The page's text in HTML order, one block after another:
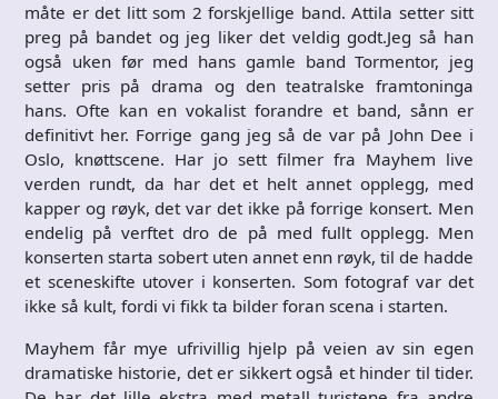
måte er det litt som 2 forskjellige band. Attila setter sitt
preg på bandet og jeg liker det veldig godt.Jeg så han
også uken før med hans gamle band Tormentor, jeg
setter pris på drama og den teatralske framtoninga
hans. Ofte kan en vokalist forandre et band, sånn er
definitivt her. Forrige gang jeg så de var på John Dee i
Oslo, knøttscene. Har jo sett filmer fra Mayhem live
verden rundt, da har det et helt annet opplegg, med
kapper og røyk, det var det ikke på forrige konsert. Men
endelig på verftet dro de på med fullt opplegg. Men
konserten starta sobert uten annet enn røyk, til de hadde
et sceneskifte utover i konserten. Som fotograf var det
ikke så kult, fordi vi fikk ta bilder foran scena i starten.
Mayhem får mye ufrivillig hjelp på veien av sin egen
dramatiske historie, det er sikkert også et hinder til tider.